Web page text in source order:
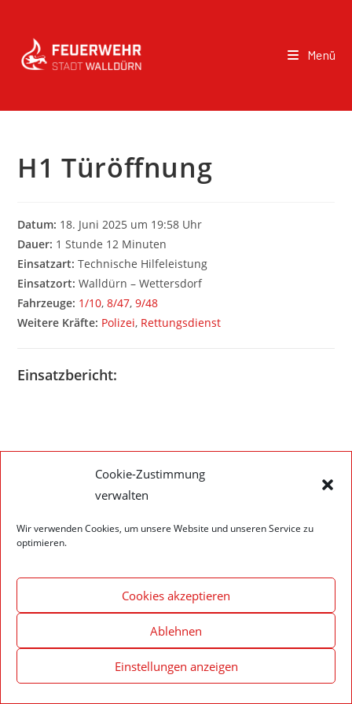
Cookie-Zustimmung
verwalten
Wir verwenden Cookies, um unsere Website und unseren Service zu
optimieren.
Cookies akzeptieren
Ablehnen
Einstellungen anzeigen
Menü
H1 Türöffnung
Datum: 18. Juni 2025 um 19:58 Uhr
Dauer: 1 Stunde 12 Minuten
Einsatzart: Technische Hilfeleistung
Einsatzort: Walldürn – Wettersdorf
Fahrzeuge: 1/10,8/47,9/48
Weitere Kräfte: Polizei, Rettungsdienst
Einsatzbericht:
© 2020 Feuerwehr Walldürn